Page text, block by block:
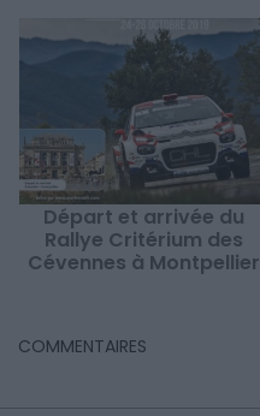
Départ et arrivée du
Rallye Critérium des
Cévennes à Montpellier
COMMENTAIRES